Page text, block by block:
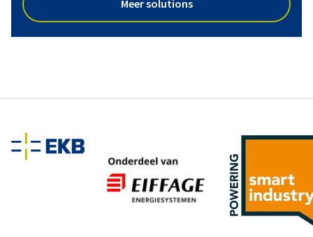
Meer solutions